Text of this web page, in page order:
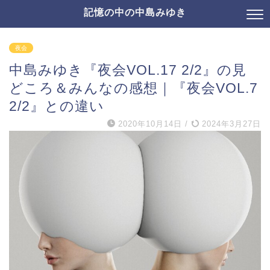
記憶の中の中島みゆき
夜会
中島みゆき『夜会VOL.17 2/2』の見
どころ＆みんなの感想｜『夜会VOL.7
2/2』との違い
2020年10月14日 / 2024年3月27日